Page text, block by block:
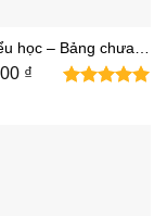
học – Bảng chưa
₫